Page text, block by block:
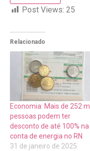
Post Views: 25
Relacionado
Economia: Mais de 252
pessoas podem ter
desconto de até 100% na
conta de energia no RN
31 de janeiro de 2025